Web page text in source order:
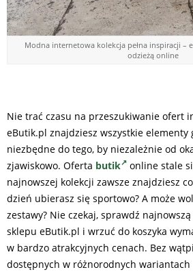
Modna internetowa kolekcja pełna inspiracji –
odzieżą online
Nie trać czasu na przeszukiwanie ofert
eButik.pl znajdziesz wszystkie elementy
niezbędne do tego, by niezależnie od
zjawiskowo. Oferta butik
online stale
najnowszej kolekcji zawsze znajdziesz
dzień ubierasz się sportowo? A może
zestawy? Nie czekaj, sprawdź
sklepu eButik.pl i wrzuć do koszyka
w bardzo atrakcyjnych cenach. Bez
dostępnych w różnorodnych wariantach